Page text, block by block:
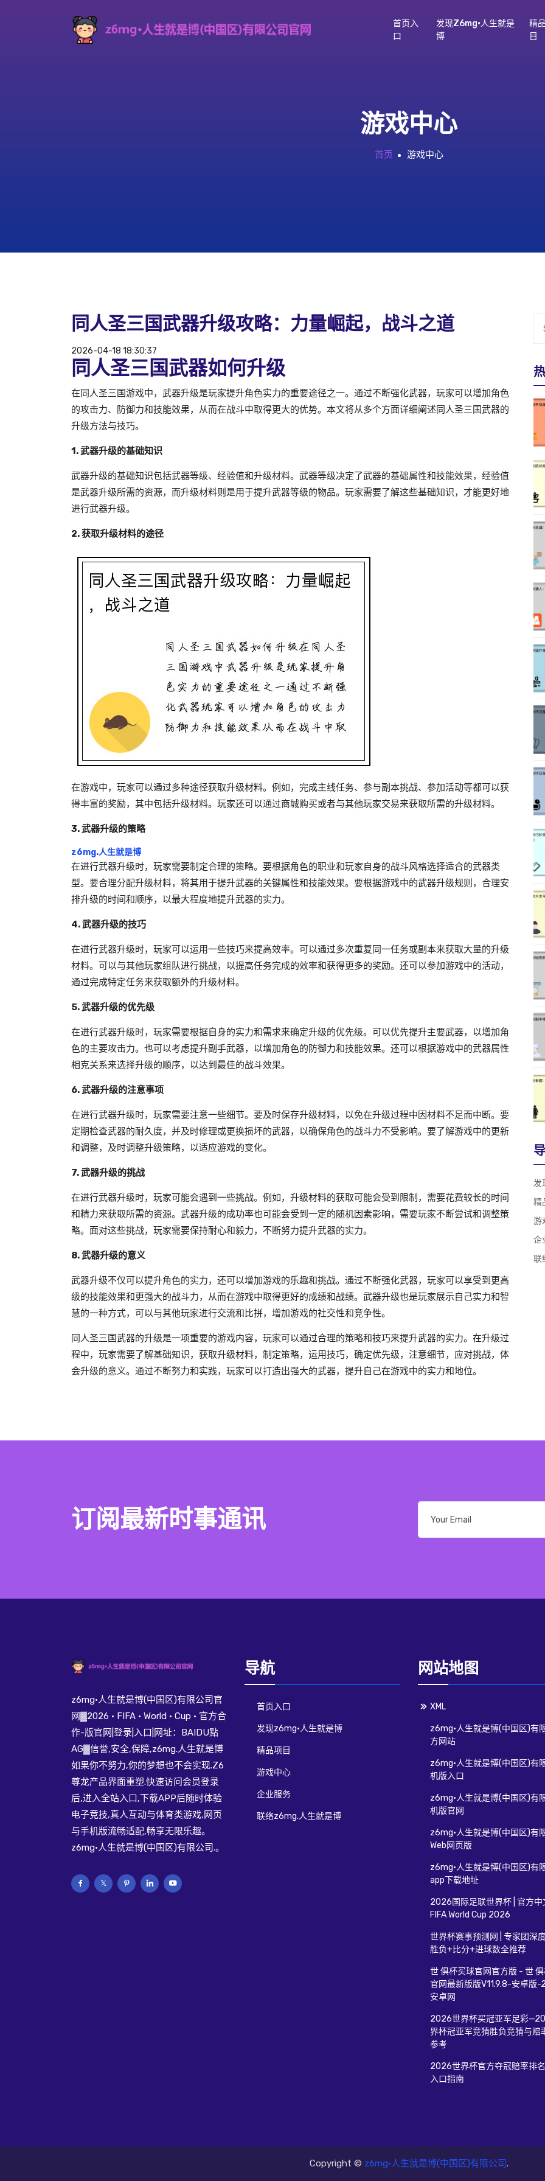
首页入
口
发现z6mg·人生就是
博
精
目
游戏中心
首页 游戏中心
同人圣三国武器升级攻略：力量崛起，战斗之道
2026-04-18 18:30:37
同人圣三国武器如何升级
在同人圣三国游戏中，武器升级是玩家提升角色实力的重要途径之一。通过不断强化武器，玩家可以增加角色
的攻击力、防御力和技能效果，从而在战斗中取得更大的优势。本文将从多个方面详细阐述同人圣三国武器的
升级方法与技巧。
1. 武器升级的基础知识
武器升级的基础知识包括武器等级、经验值和升级材料。武器等级决定了武器的基础属性和技能效果，经验值
是武器升级所需的资源，而升级材料则是用于提升武器等级的物品。玩家需要了解这些基础知识，才能更好地
进行武器升级。
2. 获取升级材料的途径
在游戏中，玩家可以通过多种途径获取升级材料。例如，完成主线任务、参与副本挑战、参加活动等都可以获
得丰富的奖励，其中包括升级材料。玩家还可以通过商城购买或者与其他玩家交易来获取所需的升级材料。
3. 武器升级的策略
z6mg.人生就是博
在进行武器升级时，玩家需要制定合理的策略。要根据角色的职业和玩家自身的战斗风格选择适合的武器类
型。要合理分配升级材料，将其用于提升武器的关键属性和技能效果。要根据游戏中的武器升级规则，合理安
排升级的时间和顺序，以最大程度地提升武器的实力。
4. 武器升级的技巧
在进行武器升级时，玩家可以运用一些技巧来提高效率。可以通过多次重复同一任务或副本来获取大量的升级
材料。可以与其他玩家组队进行挑战，以提高任务完成的效率和获得更多的奖励。还可以参加游戏中的活动，
通过完成特定任务来获取额外的升级材料。
5. 武器升级的优先级
在进行武器升级时，玩家需要根据自身的实力和需求来确定升级的优先级。可以优先提升主要武器，以增加角
色的主要攻击力。也可以考虑提升副手武器，以增加角色的防御力和技能效果。还可以根据游戏中的武器属性
相克关系来选择升级的顺序，以达到最佳的战斗效果。
6. 武器升级的注意事项
在进行武器升级时，玩家需要注意一些细节。要及时保存升级材料，以免在升级过程中因材料不足而中断。要
定期检查武器的耐久度，并及时修理或更换损坏的武器，以确保角色的战斗力不受影响。要了解游戏中的更新
和调整，及时调整升级策略，以适应游戏的变化。
7. 武器升级的挑战
在进行武器升级时，玩家可能会遇到一些挑战。例如，升级材料的获取可能会受到限制，需要花费较长的时间
和精力来获取所需的资源。武器升级的成功率也可能会受到一定的随机因素影响，需要玩家不断尝试和调整策
略。面对这些挑战，玩家需要保持耐心和毅力，不断努力提升武器的实力。
8. 武器升级的意义
武器升级不仅可以提升角色的实力，还可以增加游戏的乐趣和挑战。通过不断强化武器，玩家可以享受到更高
级的技能效果和更强大的战斗力，从而在游戏中取得更好的成绩和战绩。武器升级也是玩家展示自己实力和智
慧的一种方式，可以与其他玩家进行交流和比拼，增加游戏的社交性和竞争性。
同人圣三国武器的升级是一项重要的游戏内容，玩家可以通过合理的策略和技巧来提升武器的实力。在升级过
程中，玩家需要了解基础知识，获取升级材料，制定策略，运用技巧，确定优先级，注意细节，应对挑战，体
会升级的意义。通过不断努力和实践，玩家可以打造出强大的武器，提升自己在游戏中的实力和地位。
发
精
游
企
联
订阅最新时事通讯
z6mg·人生就是博(中国区)有限公司官
网▓2026 · FIFA · World · Cup · 官方合
作-版官网|登录|入口|网址：BAIDU點
AG▓信誉,安全,保障,z6mg.人生就是博
如果你不努力,你的梦想也不会实现.Z6
尊龙产品界面重塑.快速访问会员登录
后,进入全站入口,下载APP后随时体验
电子竞技,真人互动与体育类游戏,网页
与手机版流畅适配,畅享无限乐趣。
z6mg·人生就是博(中国区)有限公司.。
导航
首页入口
发现z6mg·人生就是博
精品项目
游戏中心
企业服务
联络z6mg.人生就是博
网站地图
XML
z6mg·人生就是博(中国区)有
方网站
z6mg·人生就是博(中国区)有
机版入口
z6mg·人生就是博(中国区)有
机版官网
z6mg·人生就是博(中国区)有
Web网页版
z6mg·人生就是博(中国区)有
app下载地址
2026国际足联世界杯 | 官方中
FIFA World Cup 2026
世界杯赛事预测网 | 专家团深度
胜负+比分+进球数全推荐
世 俱杯买球官网官方版 - 世
官网最新版版V11.9.8-安卓版
安卓网
2026世界杯买冠亚军足彩
界杯冠亚军竞猜胜负竞猜与赔
参考
2026世界杯官方夺冠赔率排
入口指南
Copyright © z6mg·人生就是博(中国区)有限公司.